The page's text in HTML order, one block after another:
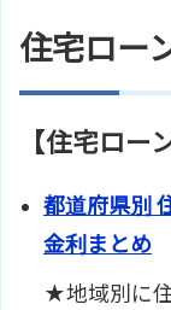
住宅ロー
【住宅ロ
都道府県別
金利まとめ
★地域別に